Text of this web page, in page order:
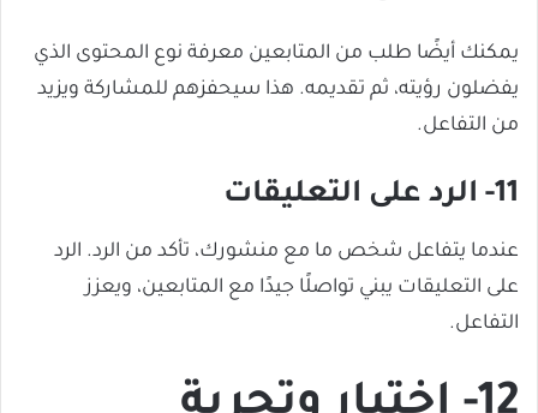
يمكنك أيضًا طلب من المتابعين معرفة نوع المحتوى الذي
يفضلون رؤيته، ثم تقديمه. هذا سيحفزهم للمشاركة ويزيد
من التفاعل.
11- الرد على التعليقات
عندما يتفاعل شخص ما مع منشورك، تأكد من الرد. الرد
على التعليقات يبني تواصلًا جيدًا مع المتابعين، ويعزز
التفاعل.